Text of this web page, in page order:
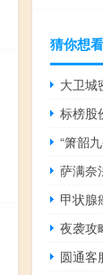
猜你想
大卫城
标榜股
“箫韶
萨满奈
甲状腺
夜袭攻